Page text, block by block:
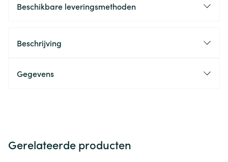
Beschikbare leveringsmethoden
Beschrijving
Gegevens
Gerelateerde producten